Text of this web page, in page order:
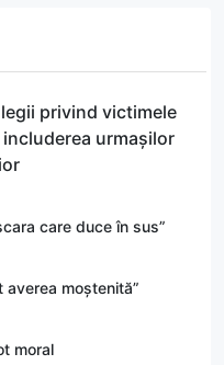
privind victimele
urmașilor
care duce în sus”
averea moștenită”
moral